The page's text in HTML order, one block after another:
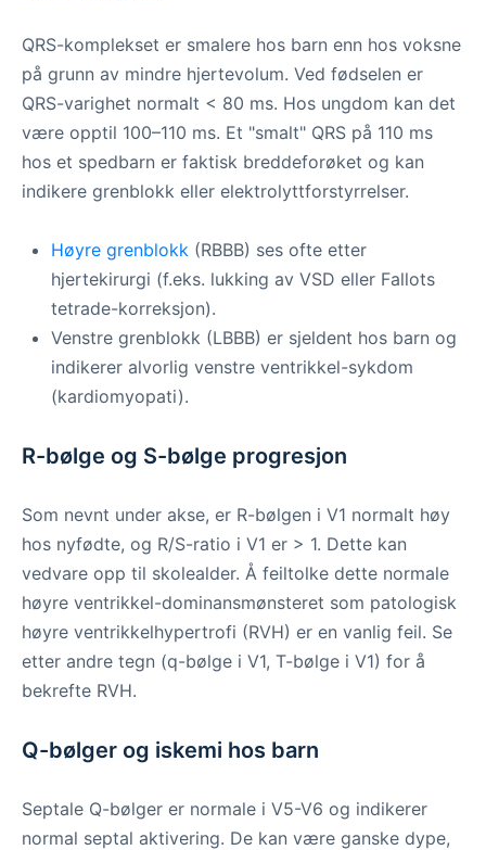
QRS-komplekset er smalere hos barn enn hos voksne
på grunn av mindre hjertevolum. Ved fødselen er
QRS-varighet normalt < 80 ms. Hos ungdom kan det
være opptil 100–110 ms. Et "smalt" QRS på 110 ms
hos et spedbarn er faktisk breddeforøket og kan
indikere grenblokk eller elektrolyttforstyrrelser.
Høyre grenblokk (RBBB) ses ofte etter
hjertekirurgi (f.eks. lukking av VSD eller Fallots
tetrade-korreksjon).
Venstre grenblokk (LBBB) er sjeldent hos barn og
indikerer alvorlig venstre ventrikkel-sykdom
(kardiomyopati).
R-bølge og S-bølge progresjon
Som nevnt under akse, er R-bølgen i V1 normalt høy
hos nyfødte, og R/S-ratio i V1 er > 1. Dette kan
vedvare opp til skolealder. Å feiltolke dette normale
høyre ventrikkel-dominansmønsteret som patologisk
høyre ventrikkelhypertrofi (RVH) er en vanlig feil. Se
etter andre tegn (q-bølge i V1, T-bølge i V1) for å
bekrefte RVH.
Q-bølger og iskemi hos barn
Septale Q-bølger er normale i V5-V6 og indikerer
normal septal aktivering. De kan være ganske dype,